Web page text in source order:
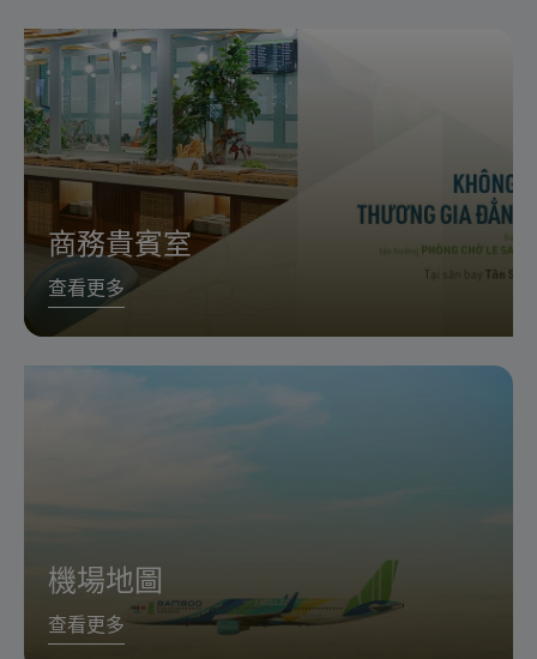
商務貴賓室
查看更多
機場地圖
查看更多